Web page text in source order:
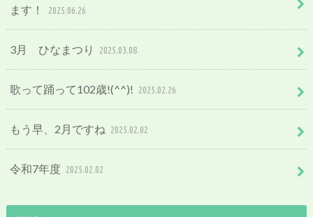
ます！
2025.06.26
3月 ひなまつり 2025.03.08
歌って踊って102歳!(^^)! 2025.02.26
もう早、2月ですね 2025.02.02
令和7年度 2025.02.02